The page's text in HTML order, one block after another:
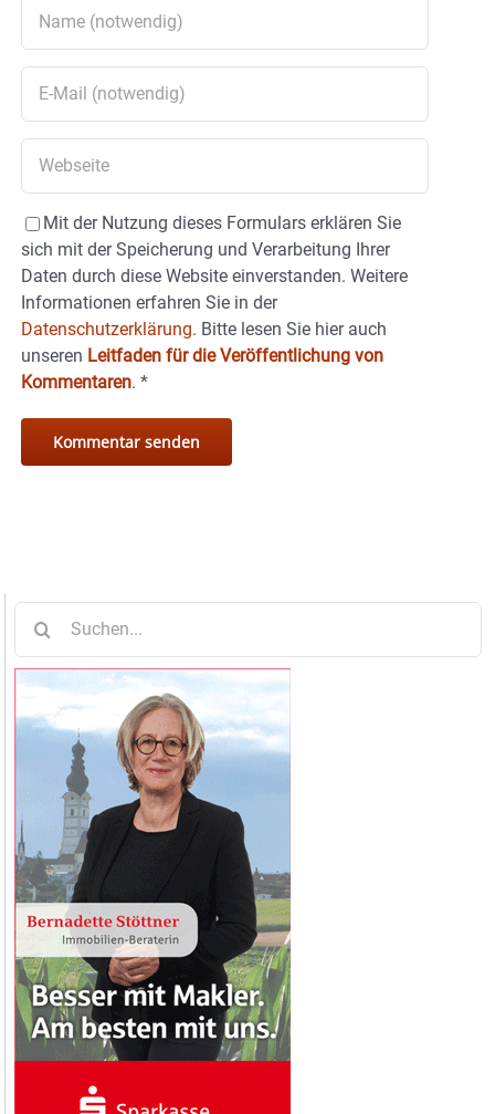
Mit der Nutzung dieses Formulars erklären Sie
sich mit der Speicherung und Verarbeitung Ihrer
Daten durch diese Website einverstanden. Weitere
Informationen erfahren Sie in der
Datenschutzerklärung. Bitte lesen Sie hier auch
unseren Leitfaden für die Veröffentlichung von
Kommentaren. *
nach: